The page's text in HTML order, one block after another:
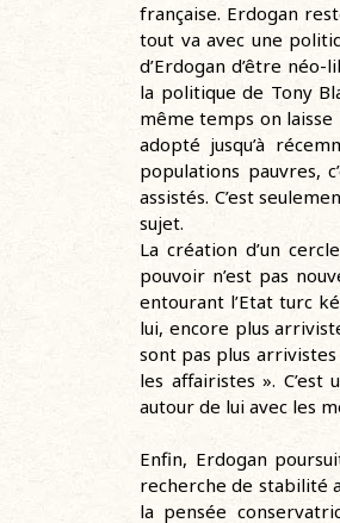
française. Erdogan
tout va avec une
d’Erdogan d’être
la politique de Tony
même temps on
adopté jusqu’à
populations pauvres,
assistés. C’est
sujet.
La création d’un
pouvoir n’est pas
entourant l’Etat turc
lui, encore plus
sont pas plus
les affairistes ».
autour de lui avec les
Enfin, Erdogan
recherche de stabilité
la pensée